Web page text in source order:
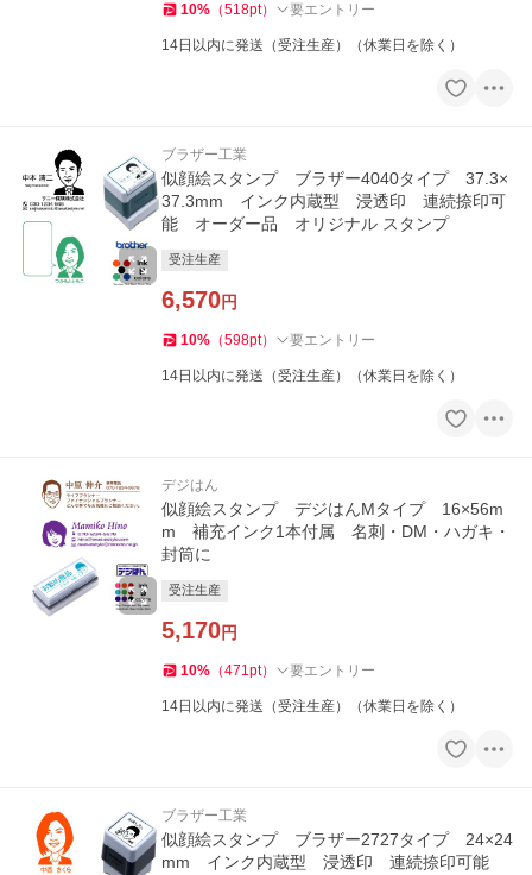
10% （518pt） 要エントリー
14日以内に発送（受注生産）（休業日を除く）
ブラザー工業
似顔絵スタンプ ブラザー4040タイプ 37.3×
37.3mm インク内蔵型 浸透印 連続捺印可
能 オーダー品 オリジナル スタンプ
受注生産
6,570円
10% （598pt） 要エントリー
14日以内に発送（受注生産）（休業日を除く）
デジはん
似顔絵スタンプ デジはんMタイプ 16×56m
m 補充インク1本付属 名刺・DM・ハガキ・
封筒に
受注生産
5,170円
10% （471pt） 要エントリー
14日以内に発送（受注生産）（休業日を除く）
ブラザー工業
似顔絵スタンプ ブラザー2727タイプ 24×24
mm インク内蔵型 浸透印 連続捺印可能